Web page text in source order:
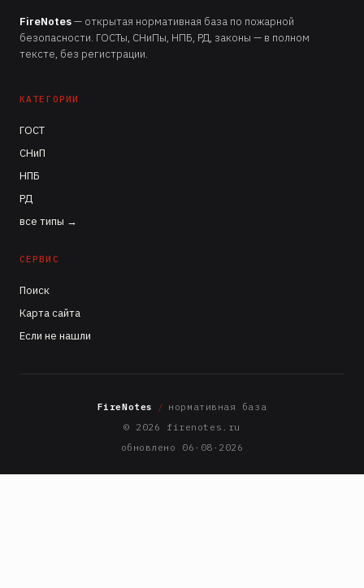
FireNotes— открытая нормативная база по пожарной
безопасности. ГОСТы, СНиПы, НПБ, РД, законы — в полном
тексте, без регистрации.
КАТЕГОРИИ
ГОСТ
СНиП
НПБ
РД
все типы →
СЕРВИС
Поиск
Карта сайта
Если не нашли
FireNotes / нормативная база
© 2026 firenotes.ru
обновлено 06·08·2026